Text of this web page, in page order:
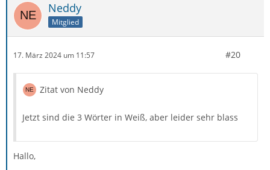
Neddy
Mitglied
17. März 2024 um 11:57 #20
Zitat von Neddy
Jetzt sind die 3 Wörter in Weiß, aber leider sehr blass
Hallo,